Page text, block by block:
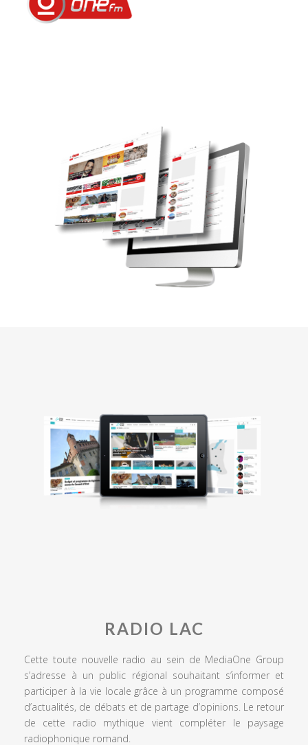
RADIO LAC
Cette toute nouvelle radio au sein de MediaOne Group
s’adresse à un public régional souhaitant s’informer et
participer à la vie locale grâce à un programme composé
d’actualités, de débats et de partage d’opinions. Le retour
de cette radio mythique vient compléter le paysage
radiophonique romand.